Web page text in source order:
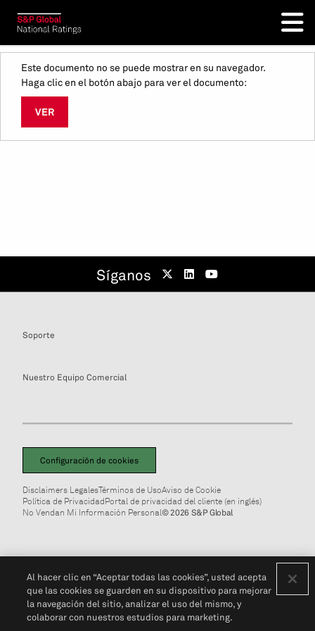
Este documento no se puede mostrar en su navegador.
Haga clic en el botón abajo para ver el documento:
VER
Síganos
Soporte
Nuestro Equipo Comercial
Configuración de cookies
Disclaimers LegalesTérminos de UsoAviso de Cookie
Política de PrivacidadPortal de privacidad del cliente (en inglés)
No Vendan Mi Información Personal© 2026 S&P Global
Al hacer clic en “Aceptar todas las cookies”, usted acepta
que las cookies se guarden en su dispositivo para mejorar
la navegación del sitio, analizar el uso del mismo, y
colaborar con nuestros estudios para marketing.